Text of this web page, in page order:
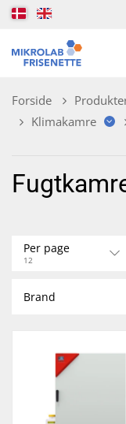
Forside
Klimakamre
Per page
12
Brand